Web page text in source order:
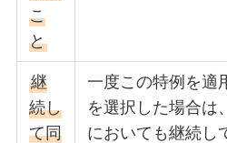
こ
と
継
続し
て同
一度この特例を適
を選択した場合は
においても継続し